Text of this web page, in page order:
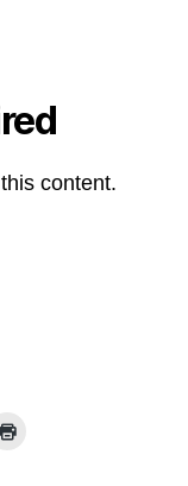
content.